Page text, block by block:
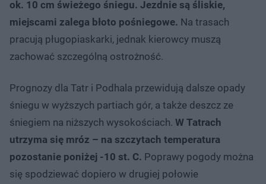
ok. 10 cm świeżego śniegu. Jezdnie są śliskie,
miejscami zalega błoto pośniegowe. Na trasach
pracują pługopiaskarki, jednak kierowcy muszą
zachować szczególną ostrożność.
Prognozy dla Tatr i Podhala przewidują dalsze opady
śniegu w wyższych partiach gór, a także deszcz ze
śniegiem na niższych wysokościach. W Tatrach
utrzyma się mróz – na szczytach temperatura
pozostanie poniżej -10 st. C. Poprawy pogody można
się spodziewać dopiero w drugiej połowie